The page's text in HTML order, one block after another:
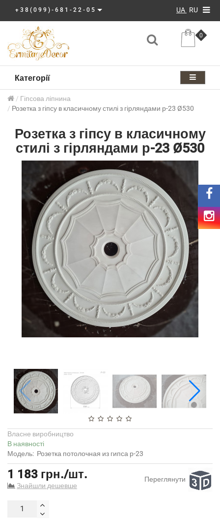
+38(099)-681-22-05 UA RU
0
Категорії
Гіпсова ліпнина
Розетка з гіпсу в класичному стилі з гірляндами р-23 Ø530
Розетка з гіпсу в класичному
стилі з гірляндами р-23 Ø530
Власне виробництво
В наявності
Модель: Розетка потолочная из гипса р-23
1 183 грн./шт.
Знайшли дешевше
Переглянути